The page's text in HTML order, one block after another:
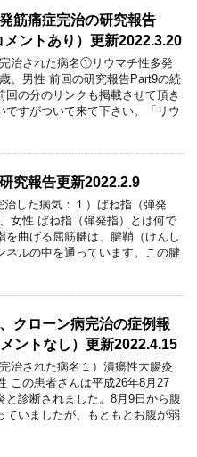
筋痛症完治の研究報告
ントあり）更新2022.3.20
治された病名①リウマチ性多発
、男性 前回の研究報告Part9の続
回の分のリンクも掲載させて頂き
ですがついて来て下さい。「リウ
究報告更新2022.2.9
治した病気：１）ばね指（弾発
女性 ばね指（弾発指）とは何で
を曲げる屈筋腱は、腱鞘（けんし
ネルの中を通っています。この腱
クローン病完治の症例報
ントなし）更新2022.4.15
治された病名１）潰瘍性大腸炎
この患者さんは平成26年8月27
と診断されました。8月9日から腹
ていましたが、もともとお腹が弱